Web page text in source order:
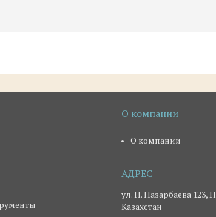
О компании
О компании
ул. Н. Назарбаева 123,
Казахстан